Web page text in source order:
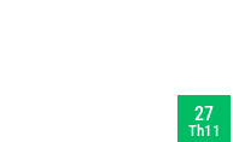
27
Th11